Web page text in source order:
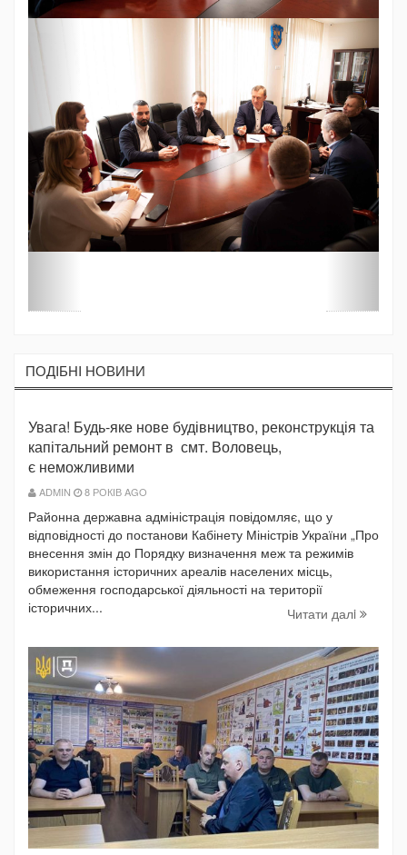
ПОДIБНI НОВИНИ
Увага! Будь-яке нове будівництво, реконструкція та
капітальний ремонт в смт. Воловець,
є неможливими
ADMIN 8 РОКІВ AGO
Районна державна адміністрація повідомляє, що у
відповідності до постанови Кабінету Міністрів України „Про
внесення змін до Порядку визначення меж та режимів
використання історичних ареалів населених місць,
обмеження господарської діяльності на території
історичних...
Читати далi